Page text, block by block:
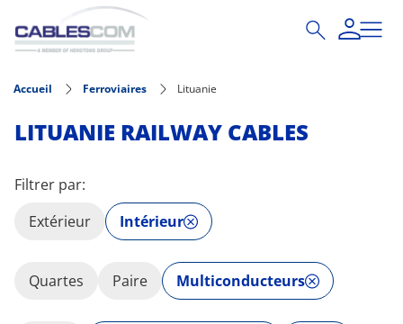
Aller au contenu principal
Accueil Ferroviaires Lituanie
LITUANIE RAILWAY CABLES
Filtrer par:
Extérieur
Intérieur
Quartes Paire Multiconducteurs